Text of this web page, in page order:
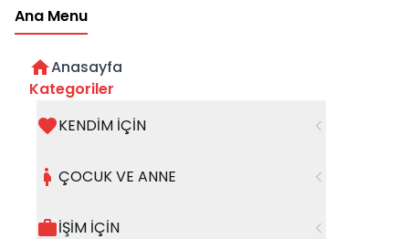
Ana Menu
Anasayfa
Kategoriler
KENDİM İÇİN
ÇOCUK VE ANNE
İŞİM İÇİN
Astrolog